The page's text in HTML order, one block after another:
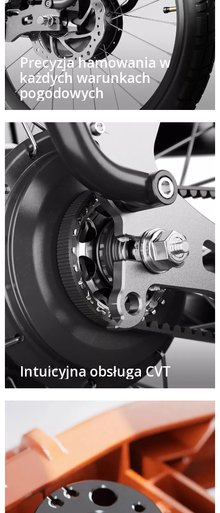
Precyzja hamowania w
każdych warunkach
pogodowych
Intuicyjna obsługa CVT​​​​​​​